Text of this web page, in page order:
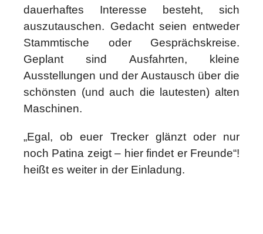
dauerhaftes Interesse besteht, sich
auszutauschen. Gedacht seien entweder
Stammtische oder Gesprächskreise.
Geplant sind Ausfahrten, kleine
Ausstellungen und der Austausch über die
schönsten (und auch die lautesten) alten
Maschinen.
„Egal, ob euer Trecker glänzt oder nur
noch Patina zeigt – hier findet er Freunde“!
heißt es weiter in der Einladung.